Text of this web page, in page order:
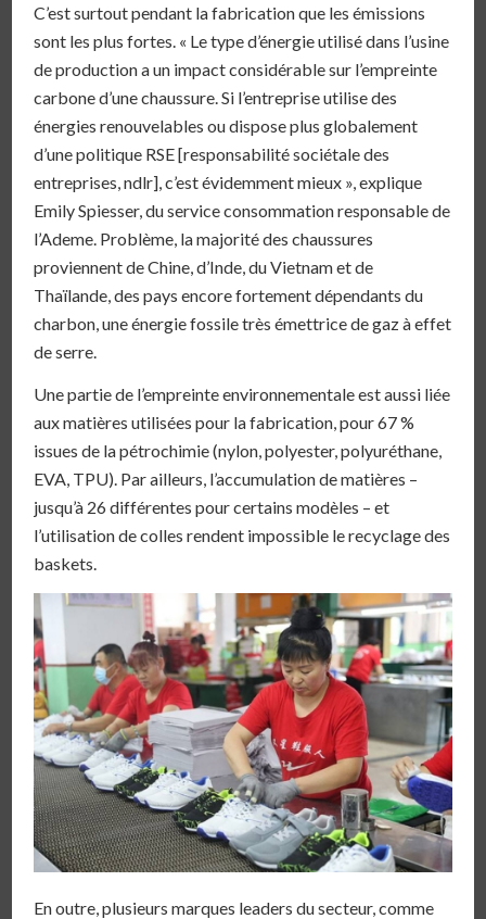
C’est surtout pendant la fabrication que les émissions
sont les plus fortes. « Le type d’énergie utilisé dans l’usine
de production a un impact considérable sur l’empreinte
carbone d’une chaussure. Si l’entreprise utilise des
énergies renouvelables ou dispose plus globalement
d’une politique RSE [responsabilité sociétale des
entreprises, ndlr], c’est évidemment mieux », explique
Emily Spiesser, du service consommation responsable de
l’Ademe. Problème, la majorité des chaussures
proviennent de Chine, d’Inde, du Vietnam et de
Thaïlande, des pays encore fortement dépendants du
charbon, une énergie fossile très émettrice de gaz à effet
de serre.
Une partie de l’empreinte environnementale est aussi liée
aux matières utilisées pour la fabrication, pour 67 %
issues de la pétrochimie (nylon, polyester, polyuréthane,
EVA, TPU). Par ailleurs, l’accumulation de matières –
jusqu’à 26 différentes pour certains modèles – et
l’utilisation de colles rendent impossible le recyclage des
baskets.
En outre, plusieurs marques leaders du secteur, comme